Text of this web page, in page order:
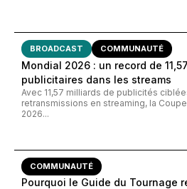
BROADCAST COMMUNAUTÉ
Mondial 2026 : un record de
publicitaires dans les streams
Avec 11,57 milliards de publicités
retransmissions en streaming, la
2026...
COMMUNAUTÉ
Pourquoi le Guide du Tournage